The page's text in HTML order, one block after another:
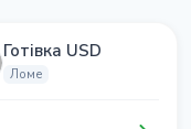
Готівка USD
Ломе